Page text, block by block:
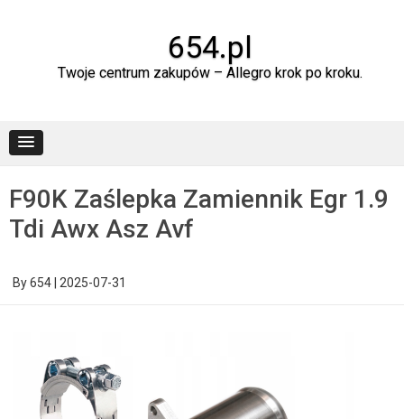
654.pl
Twoje centrum zakupów – Allegro krok po kroku.
F90K Zaślepka Zamiennik Egr 1.9
Tdi Awx Asz Avf
By654 2025-07-31